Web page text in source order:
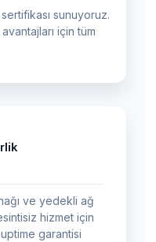
sunuyoruz.
için tüm
ve yedekli ağ
hizmet için
garantisi